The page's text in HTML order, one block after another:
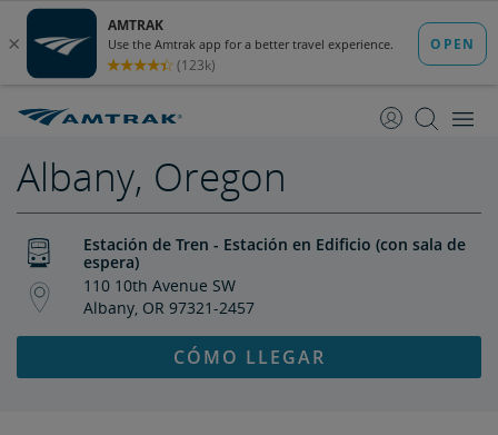
Contenido
Navegación
Albany, Oregon
Estación de Tren - Estación en Edificio (con sala de
espera)
110 10th Avenue SW
Albany, OR 97321-2457
CÓMO LLEGAR